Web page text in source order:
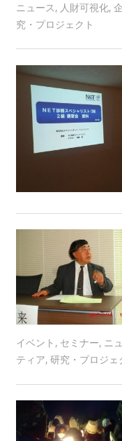
ニュース, 人財可視化,
究・プロジェクト
イベント , セミナー, ニ
ティア, 研究・プロジェ